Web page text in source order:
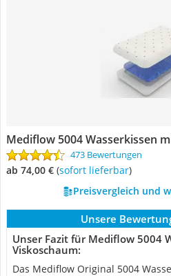
Mediflow 5004 Wasserkissen
473 Bewertungen
ab 74,00 € ( Sofort lieferbar)
Preisvergleich und
Unsere
Unser Fazit für Mediflow 5004
Viskoschaum:
Das Mediflow Original 5004